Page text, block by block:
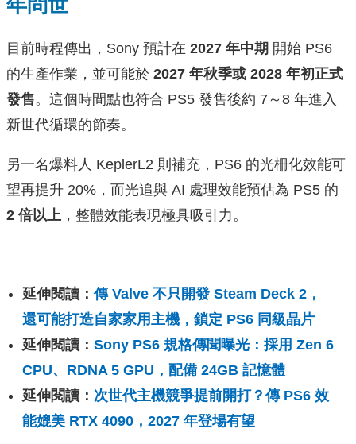
目前時程傳出，Sony 預計在 2027 年中期 開始 PS6
的生產作業，並可能於 2027 年秋季或 2028 年初正式
發售。這個時間點也符合 PS5 發售後約 7～8 年進入
新世代循環的節奏。
另一名爆料人 KeplerL2 則補充，PS6 的光柵化效能可
望再提升 20%，而光追與 AI 處理效能預估為 PS5 的
2 倍以上 ，整體效能表現極具吸引力。
延伸閱讀：傳 Valve 不只開發 Steam Deck 2，
還可能打造自家家用主機，鎖定 PS6 同級晶片
延伸閱讀： Sony PS6 規格傳聞曝光：採用 Zen 6
CPU、RDNA 5 GPU，配備 24GB 記憶體
延伸閱讀： 次世代主機競爭提前開打？傳 PS6 效
能媲美 RTX 4090，2027 年登場有望